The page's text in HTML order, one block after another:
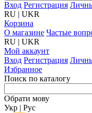
Вход Регистрация
RU | UKR
Корзина
О магазине Частые
RU | UKR
Мой аккаунт
Вход Регистрация
Избранное
Поиск по каталогу
Обрати мову
Укр | Рус